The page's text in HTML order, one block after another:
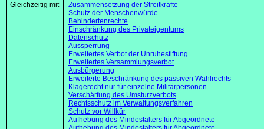
Gleichzeitig mit
Zusammensetzung der Streitkräfte
Schutz der Menschenwürde
Behindertenrechte
Einschränkung des Privateigentums
Datenschutz
Aussperrung
Erweitertes Verbot der Unruhestiftung
Erweitertes Versammlungsverbot
Ausbürgerung
Erweiterte Beschränkung des passiven Wahlrechts
Klagerecht nur für einzelne Militärpersonen
Verschärfung des Umsturzverbots
Rechtsschutz im Verwaltungsverfahren
Schutz vor Willkür
Aufhebung des Mindestalters für Abgeordnete